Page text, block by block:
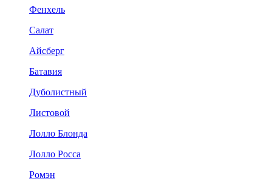
Фенхель
Салат
Айсберг
Батавия
Дуболистный
Листовой
Лолло Блонда
Лолло Росса
Ромэн